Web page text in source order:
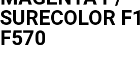
SURECOLOR
F570